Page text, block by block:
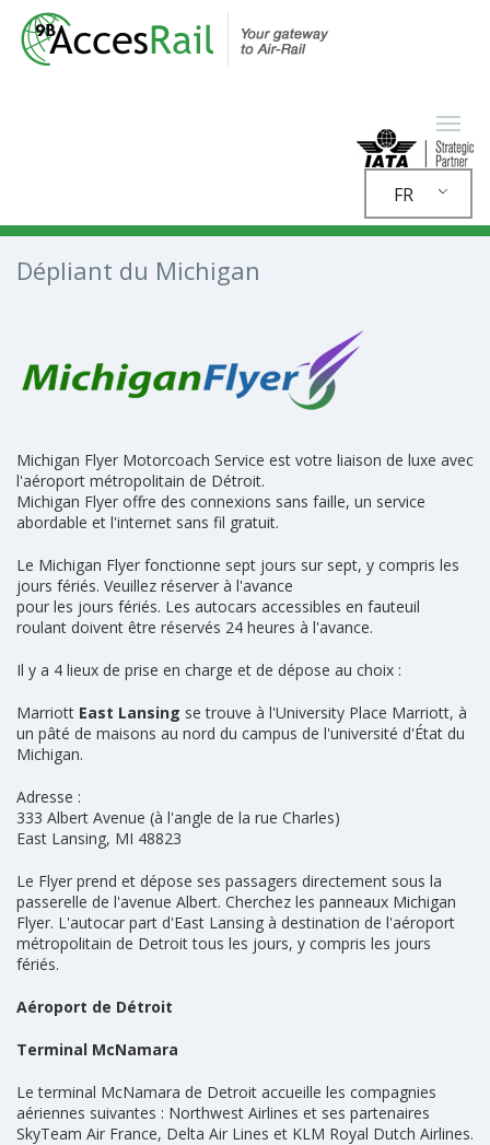
FR
Dépliant du Michigan
Michigan Flyer Motorcoach Service est votre liaison de luxe avec
l'aéroport métropolitain de Détroit.
Michigan Flyer offre des connexions sans faille, un service
abordable et l'internet sans fil gratuit.
Le Michigan Flyer fonctionne sept jours sur sept, y compris les
jours fériés. Veuillez réserver à l'avance
pour les jours fériés. Les autocars accessibles en fauteuil
roulant doivent être réservés 24 heures à l'avance.
Il y a 4 lieux de prise en charge et de dépose au choix :
Marriott East Lansing se trouve à l'University Place Marriott, à
un pâté de maisons au nord du campus de l'université d'État du
Michigan.
Adresse :
333 Albert Avenue (à l'angle de la rue Charles)
East Lansing, MI 48823
Le Flyer prend et dépose ses passagers directement sous la
passerelle de l'avenue Albert. Cherchez les panneaux Michigan
Flyer. L'autocar part d'East Lansing à destination de l'aéroport
métropolitain de Detroit tous les jours, y compris les jours
fériés.
Aéroport de Détroit
Terminal McNamara
Le terminal McNamara de Detroit accueille les compagnies
aériennes suivantes : Northwest Airlines et ses partenaires
SkyTeam Air France, Delta Air Lines et KLM Royal Dutch Airlines.